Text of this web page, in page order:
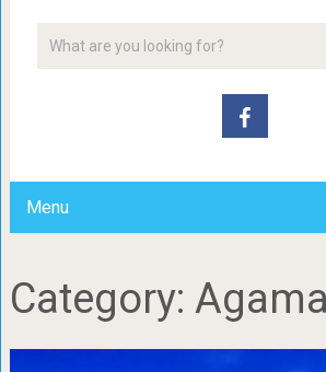
Menu
Category: Agama